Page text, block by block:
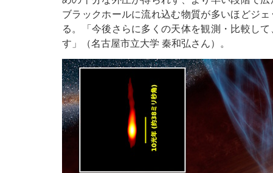
ブラックホールに流れ込む物質が多いほどジ
る。「今後さらに多くの天体を観測・比較し
す」（名古屋市立大学 秦和弘さん）。